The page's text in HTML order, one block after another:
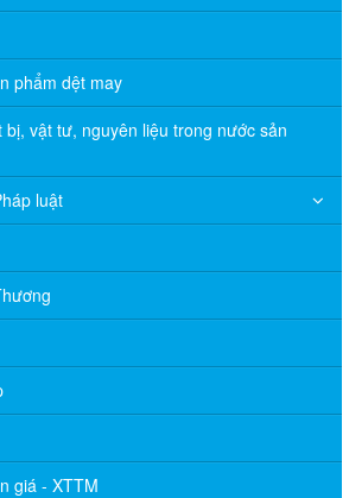
phẩm dệt may
bị, vật tư, nguyên liệu trong nước sản
luật
giá - XTTM